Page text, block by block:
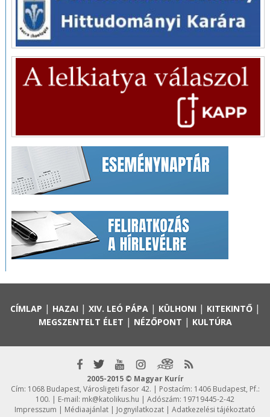
CÍMLAP | HAZAI | XIV. LEÓ PÁPA| KÜLHONI | KITEKINTŐ|
MEGSZENTELT ÉLET | NÉZŐPONT | KULTÚRA
2005-2015 © Magyar Kurír
Cím: 1068 Budapest, Városligeti fasor 42. | Postacím: 1406 Budapest, Pf.:
100. | E-mail: mk@katolikus.hu | Adószám: 19719445-2-42
Impresszum | Médiaajánlat | Jognyilatkozat | Adatkezelési tájékoztató